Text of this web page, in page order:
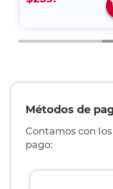
Métodos de
Contamos con
pago: